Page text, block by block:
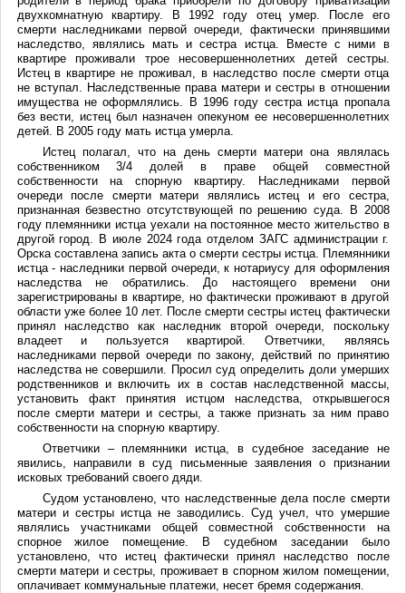
двухкомнатную квартиру. В 1992 году отец умер. После его
смерти наследниками первой очереди, фактически принявшими
наследство, являлись мать и сестра истца. Вместе с ними в
квартире проживали трое несовершеннолетних детей сестры.
Истец в квартире не проживал, в наследство после смерти отца
не вступал. Наследственные права матери и сестры в отношении
имущества не оформлялись. В 1996 году сестра истца пропала
без вести, истец был назначен опекуном ее несовершеннолетних
детей. В 2005 году мать истца умерла.
Истец полагал, что на день смерти матери она являлась
собственником 3/4 долей в праве общей совместной
собственности на спорную квартиру. Наследниками первой
очереди после смерти матери являлись истец и его сестра,
признанная безвестно отсутствующей по решению суда. В 2008
году племянники истца уехали на постоянное место жительство в
другой город. В июле 2024 года отделом ЗАГС администрации г.
Орска составлена запись акта о смерти сестры истца. Племянники
истца - наследники первой очереди, к нотариусу для оформления
наследства не обратились. До настоящего времени они
зарегистрированы в квартире, но фактически проживают в другой
области уже более 10 лет. После смерти сестры истец фактически
принял наследство как наследник второй очереди, поскольку
владеет и пользуется квартирой. Ответчики, являясь
наследниками первой очереди по закону, действий по принятию
наследства не совершили. Просил суд определить доли умерших
родственников и включить их в состав наследственной массы,
установить факт принятия истцом наследства, открывшегося
после смерти матери и сестры, а также признать за ним право
собственности на спорную квартиру.
Ответчики – племянники истца, в судебное заседание не
явились, направили в суд письменные заявления о признании
исковых требований своего дяди.
Судом установлено, что наследственные дела после смерти
матери и сестры истца не заводились. Суд учел, что умершие
являлись участниками общей совместной собственности на
спорное жилое помещение. В судебном заседании было
установлено, что истец фактически принял наследство после
смерти матери и сестры, проживает в спорном жилом помещении,
оплачивает коммунальные платежи, несет бремя содержания.